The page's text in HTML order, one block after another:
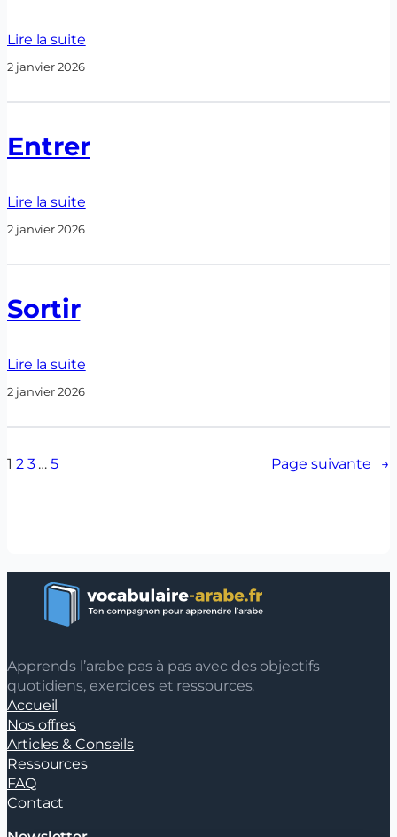
Lire la suite
2 janvier 2026
Entrer
Lire la suite
2 janvier 2026
Sortir
Lire la suite
2 janvier 2026
1 2 3 … 5 Page suivante →
Apprends l’arabe pas à pas avec des objectifs
quotidiens, exercices et ressources.
Accueil
Nos offres
Articles & Conseils
Ressources
FAQ
Contact